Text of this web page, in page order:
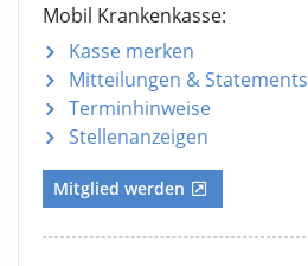
Mobil Krankenkasse:
Kasse merken
Mitteilungen & Statements
Terminhinweise
Stellenanzeigen
Mitglied werden